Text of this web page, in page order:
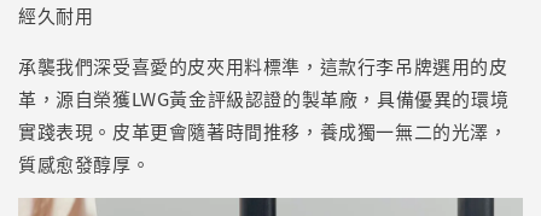
經久耐用
承襲我們深受喜愛的皮夾用料標準，這款行李吊牌選用的皮
革，源自榮獲LWG黃金評級認證的製革廠，具備優異的環境
實踐表現。皮革更會隨著時間推移，養成獨一無二的光澤，
質感愈發醇厚。